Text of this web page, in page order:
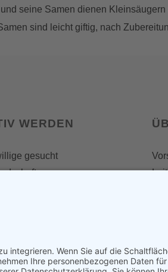
seine Samen dienen
sind leicht giftig, nach
WERDEN
gesucht